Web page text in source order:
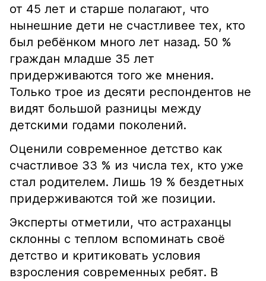
от 45 лет и старше полагают, что
нынешние дети не счастливее тех, кто
был ребёнком много лет назад. 50 %
граждан младше 35 лет
придерживаются того же мнения.
Только трое из десяти респондентов не
видят большой разницы между
детскими годами поколений.
Оценили современное детство как
счастливое 33 % из числа тех, кто уже
стал родителем. Лишь 19 % бездетных
придерживаются той же позиции.
Эксперты отметили, что астраханцы
склонны с теплом вспоминать своё
детство и критиковать условия
взросления современных ребят. В